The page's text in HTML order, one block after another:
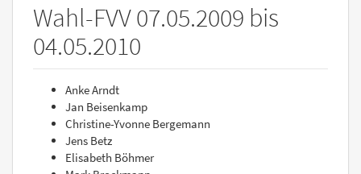
Wahl-FVV 07.05.2009 bis
04.05.2010
Anke Arndt
Jan Beisenkamp
Christine-Yvonne Bergemann
Jens Betz
Elisabeth Böhmer